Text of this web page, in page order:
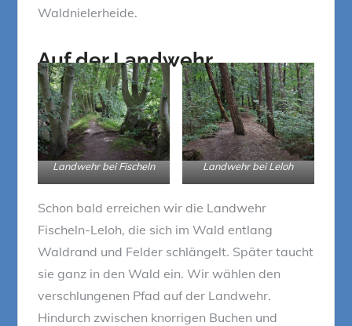
Waldnielerheide.
Auf der Landwehr
Landwehr bei Fischeln Landwehr bei Leloh
Schon bald erreichen wir die Landwehr
Fischeln-Leloh, die sich im Wald entlang
Waldrand und Felder schlängelt. Später taucht
sie ganz in den Wald ein. Wir wählen den
verschlungenen Pfad auf der Landwehr.
Hindurch zwischen knorrigen Buchen und